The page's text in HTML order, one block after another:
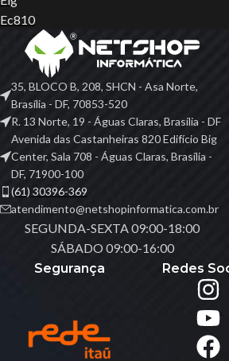
35, BLOCO B, 208, SHCN - Asa Norte,
Brasília - DF, 70853-520
R. 13 Norte, 19 - Águas Claras, Brasília - DF
Avenida das Castanheiras 820 Edifício Big
Center, Sala 708 - Águas Claras, Brasília -
DF, 71900-100
(61) 30396-369
atendimento@netshopinformatica.com.br
SEGUNDA-SEXTA 09:00-18:00
SÁBADO 09:00-16:00
Segurança
Redes